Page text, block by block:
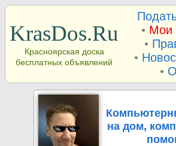
KrasDos.Ru
Красноярская доска
бесплатных объявлений
• Мои
•
•
•
на дом,